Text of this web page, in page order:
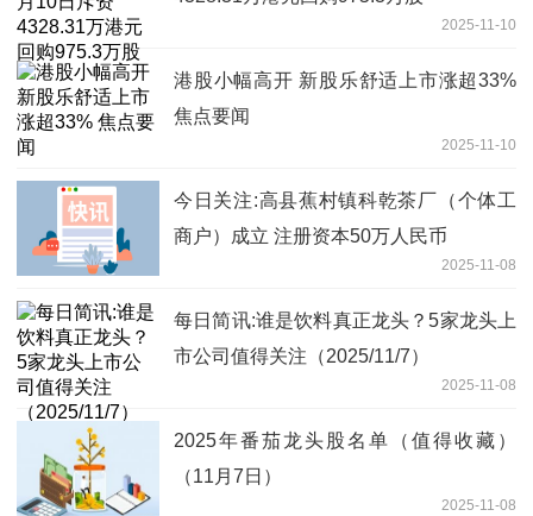
2025-11-10
港股小幅高开 新股乐舒适上市涨超33%
焦点要闻
2025-11-10
今日关注:高县蕉村镇科乾茶厂（个体工
商户）成立 注册资本50万人民币
2025-11-08
每日简讯:谁是饮料真正龙头？5家龙头上
市公司值得关注（2025/11/7）
2025-11-08
2025年番茄龙头股名单（值得收藏）
（11月7日）
2025-11-08